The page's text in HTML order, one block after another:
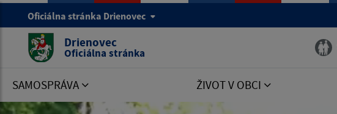
Oficiálna stránka Drienovec
Drienovec
Oficiálna stránka
SAMOSPRÁVA ŽIVOT V OBCI